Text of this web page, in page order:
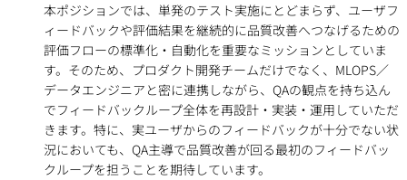
本ポジションでは、単発のテスト実施にとどまらず、ユーザフ
ィードバックや評価結果を継続的に品質改善へつなげるための
評価フローの標準化・自動化を重要なミッションとしていま
す。そのため、プロダクト開発チームだけでなく、MLOPS／
データエンジニアと密に連携しながら、QAの観点を持ち込ん
でフィードバックループ全体を再設計・実装・運用していただ
きます。特に、実ユーザからのフィードバックが十分でない状
況においても、QA主導で品質改善が回る最初のフィードバッ
クループを担うことを期待しています。